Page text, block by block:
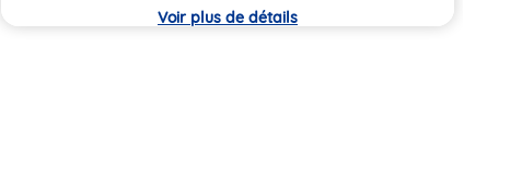
Voir plus de détails